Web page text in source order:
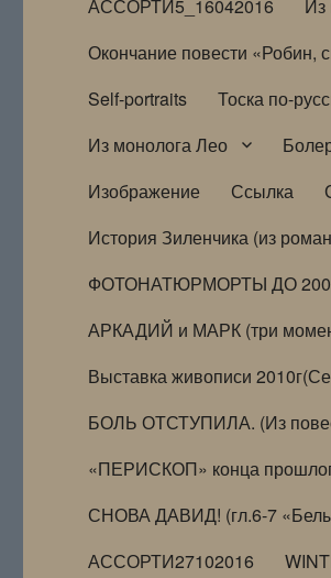
АССОРТИ5_16042016
Из
Окончание повести «Робин,
Self-portraits
Тоска по-
Из монолога Лео
Изображение
Ссылка
История Зиленчика (из
ФОТОНАТЮРМОРТЫ ДО
АРКАДИЙ и МАРК (три
Выставка живописи
БОЛЬ ОТСТУПИЛА. (Из
«ПЕРИСКОП» конца
СНОВА ДАВИД! (гл.6-7
АССОРТИ27102016